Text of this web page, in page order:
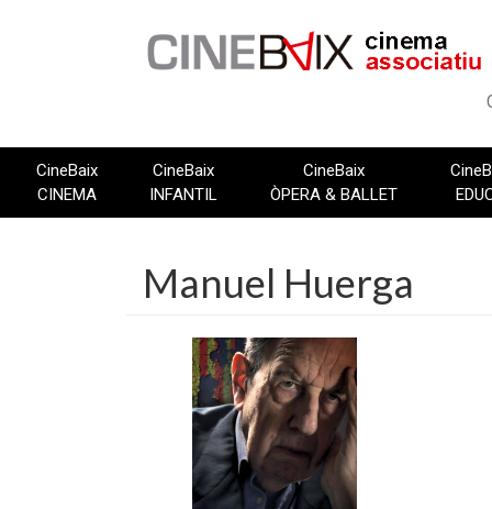
CineBaix
CINEMA
CineBaix
INFANTIL
CineBaix
ÒPERA & BALLET
Manuel Huerga